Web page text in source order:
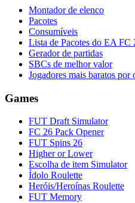
Montador de elenco
Pacotes
Consumíveis
Lista de Pacotes do EA FC
Gerador de partidas
SBCs de melhor valor
Jogadores mais baratos por
Games
FUT Draft Simulator
FC 26 Pack Opener
FUT Spins 26
Higher or Lower
Escolha de item Simulator
Ídolo Roulette
Heróis/Heroínas Roulette
FUT Memory